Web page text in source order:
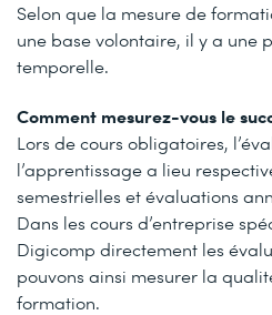
Selon que la mesure de
une base volontaire, il y a une
temporelle.
Comment mesurez-vous le
Lors de cours obligatoires,
l’apprentissage a lieu
semestrielles et évaluations
Dans les cours d’entreprise
Digicomp directement les
pouvons ainsi mesurer la
formation.